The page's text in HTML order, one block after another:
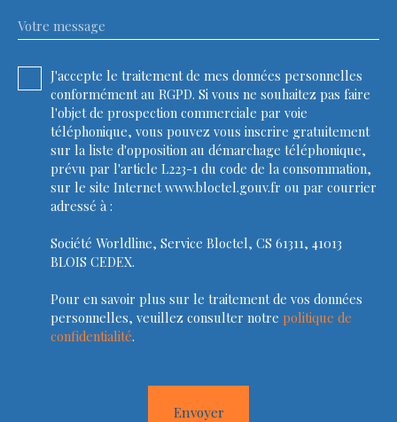
Votre message
J'accepte le traitement de mes données personnelles
conformément au RGPD. Si vous ne souhaitez pas faire
l'objet de prospection commerciale par voie
téléphonique, vous pouvez vous inscrire gratuitement
sur la liste d'opposition au démarchage téléphonique,
prévu par l'article L223-1 du code de la consommation,
sur le site Internet www.bloctel.gouv.fr ou par courrier
adressé à :
Société Worldline, Service Bloctel, CS 61311, 41013
BLOIS CEDEX.
Pour en savoir plus sur le traitement de vos données
personnelles, veuillez consulter notre politique de
confidentialité.
Envoyer